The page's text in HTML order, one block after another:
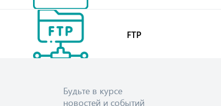
FTP
Будьте в курсе
новостей и событий